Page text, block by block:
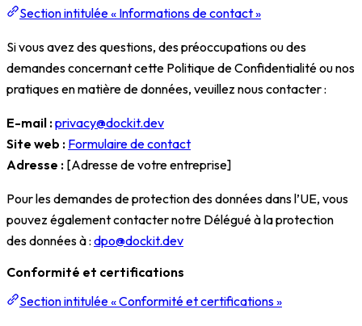
Section intitulée « Informations de contact »
Si vous avez des questions, des préoccupations ou des
demandes concernant cette Politique de Confidentialité ou nos
pratiques en matière de données, veuillez nous contacter :
E-mail :privacy@dockit.dev
Site web : Formulaire de contact
Adresse : [Adresse de votre entreprise]
Pour les demandes de protection des données dans l’UE, vous
pouvez également contacter notre Délégué à la protection
des données à : dpo@dockit.dev
Conformité et certifications
Section intitulée « Conformité et certifications »